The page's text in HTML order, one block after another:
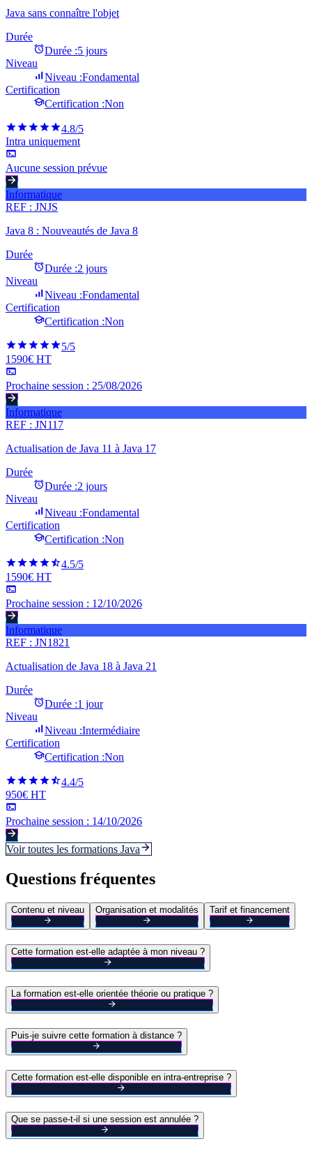
Java sans connaître l'objet
Durée
Durée :5 jours
Niveau
Niveau :Fondamental
Certification
Certification :Non
4.8/5
Intra uniquement
Aucune session prévue
Informatique
REF : JNJS
Java 8 : Nouveautés de Java 8
Durée
Durée :2 jours
Niveau
Niveau :Fondamental
Certification
Certification :Non
5/5
1590€ HT
Prochaine session : 25/08/2026
Informatique
REF : JN117
Actualisation de Java 11 à Java 17
Durée
Durée :2 jours
Niveau
Niveau :Fondamental
Certification
Certification :Non
4.5/5
1590€ HT
Prochaine session : 12/10/2026
Informatique
REF : JN1821
Actualisation de Java 18 à Java 21
Durée
Durée :1 jour
Niveau
Niveau :Intermédiaire
Certification
Certification :Non
4.4/5
950€ HT
Prochaine session : 14/10/2026
Voir toutes les formations Java
Questions fréquentes
Contenu et niveau Organisation et modalités Tarif et financement
Cette formation est-elle adaptée à mon niveau ?
La formation est-elle orientée théorie ou pratique ?
Puis-je suivre cette formation à distance ?
Cette formation est-elle disponible en intra-entreprise ?
Que se passe-t-il si une session est annulée ?